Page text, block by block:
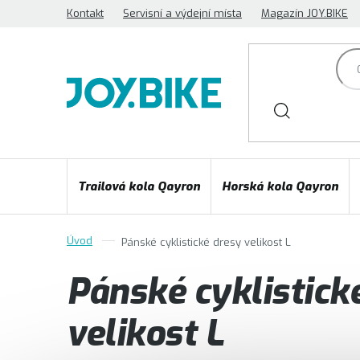
Kontakt Servisní a výdejní místa Magazín JOY.BIKE
Trailová kola Qayron Horská kola Qayron
Pánské cyklistické dresy velikost L
Pánské
velikost L